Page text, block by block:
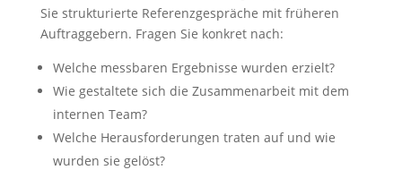
Sie strukturierte Referenzgespräche mit früheren
Auftraggebern. Fragen Sie konkret nach:
Welche messbaren Ergebnisse wurden erzielt?
Wie gestaltete sich die Zusammenarbeit mit dem
internen Team?
Welche Herausforderungen traten auf und wie
wurden sie gelöst?